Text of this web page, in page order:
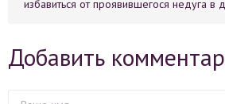
избавиться от проявившегося недуга в
Добавить